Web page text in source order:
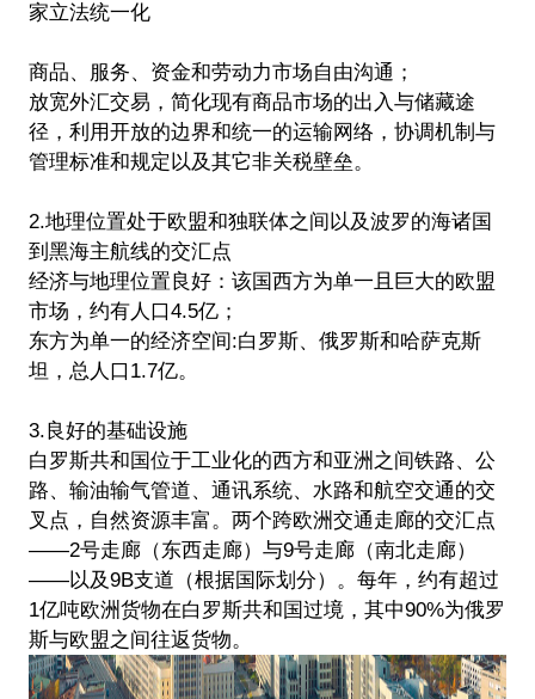
家立法统一化
商品、服务、资金和劳动力市场自由沟通；
放宽外汇交易，简化现有商品市场的出入与储藏途
径，利用开放的边界和统一的运输网络，协调机制与
管理标准和规定以及其它非关税壁垒。
2.地理位置处于欧盟和独联体之间以及波罗的海诸国
到黑海主航线的交汇点
经济与地理位置良好：该国西方为单一且巨大的欧盟
市场，约有人口4.5亿；
东方为单一的经济空间:白罗斯、俄罗斯和哈萨克斯
坦，总人口1.7亿。
3.良好的基础设施
白罗斯共和国位于工业化的西方和亚洲之间铁路、公
路、输油输气管道、通讯系统、水路和航空交通的交
叉点，自然资源丰富。两个跨欧洲交通走廊的交汇点
——2号走廊（东西走廊）与9号走廊（南北走廊）
——以及9B支道（根据国际划分）。每年，约有超过
1亿吨欧洲货物在白罗斯共和国过境，其中90%为俄罗
斯与欧盟之间往返货物。